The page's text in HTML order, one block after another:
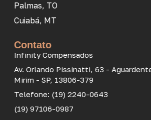
Palmas, TO
Cuiabá, MT
Contato
Infinity Compensados
Av. Orlando Pissinatti, 63 -
Mirim - SP, 13806-379
Telefone: (19) 2240-0643
(19) 97106-0987